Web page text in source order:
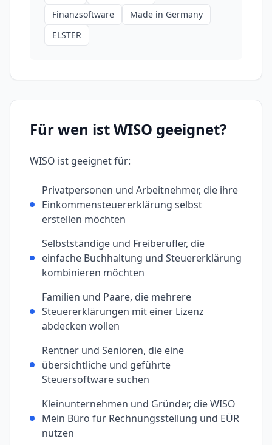
Finanzsoftware
Made in Germany
ELSTER
Für wen istWISO geeignet?
WISO ist geeignet für:
Privatpersonen und Arbeitnehmer, die ihre
Einkommensteuererklärung selbst
erstellen möchten
Selbstständige und Freiberufler, die
einfache Buchhaltung und Steuererklärung
kombinieren möchten
Familien und Paare, die mehrere
Steuererklärungen mit einer Lizenz
abdecken wollen
Rentner und Senioren, die eine
übersichtliche und geführte
Steuersoftware suchen
Kleinunternehmen und Gründer, die WISO
Mein Büro für Rechnungsstellung und EÜR
nutzen